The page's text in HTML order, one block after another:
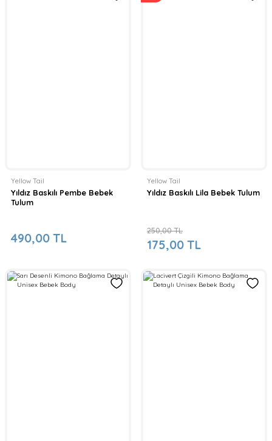
Yellow Tail
Yıldız Baskılı Pembe Bebek
Tulum
490,00 TL
Yellow Tail
Yıldız Baskılı Lila Bebek Tulum
175,00 TL
250,00 TL